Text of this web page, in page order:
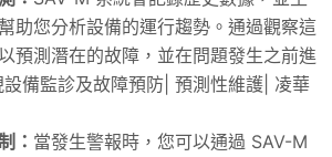
助您分析設備的運行趨勢。通過觀察這
預測潛在的故障，並在問題發生之前進
設備監診及故障預防| 預測性維護| 凌華
： 當發生警報時，您可以通過 SAV-M